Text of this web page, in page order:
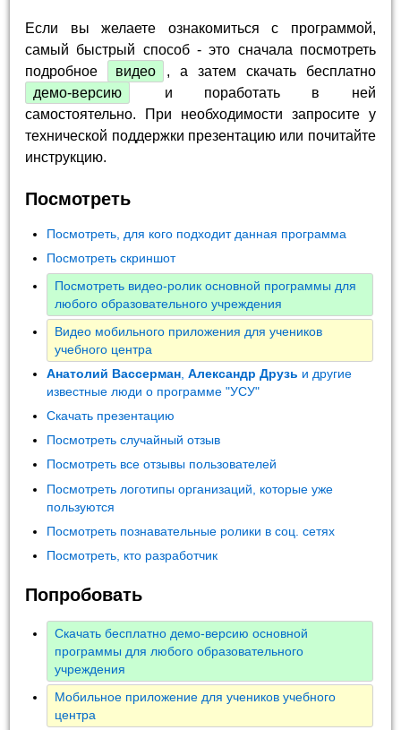
Если вы желаете ознакомиться с программой,
самый быстрый способ - это сначала посмотреть
подробное
видео
, а затем скачать бесплатно
демо-версию
и поработать в ней
самостоятельно. При необходимости запросите у
технической поддержки презентацию или почитайте
инструкцию.
Посмотреть
Посмотреть, для кого подходит данная программа
Посмотреть скриншот
Посмотреть видео-ролик основной программы для
любого образовательного учреждения
Видео мобильного приложения для учеников
учебного центра
Анатолий Вассерман ,Александр Друзь и другие
известные люди о программе "УСУ"
Скачать презентацию
Посмотреть случайный отзыв
Посмотреть все отзывы пользователей
Посмотреть логотипы организаций, которые уже
пользуются
Посмотреть познавательные ролики в соц. сетях
Посмотреть, кто разработчик
Попробовать
Скачать бесплатно демо-версию основной
программы для любого образовательного
учреждения
Мобильное приложение для учеников учебного
центра